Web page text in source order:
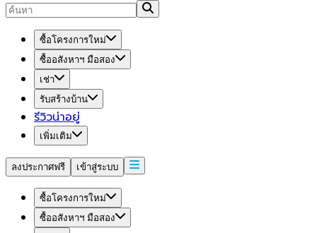
ซื้อโครงการใหม่
ซื้ออสังหาฯ มือสอง
เช่า
รับสร้างบ้าน
รีวิวน่าอยู่
เพิ่มเติม
ลงประกาศฟรี เข้าสู่ระบบ
ซื้อโครงการใหม่
ซื้ออสังหาฯ มือสอง